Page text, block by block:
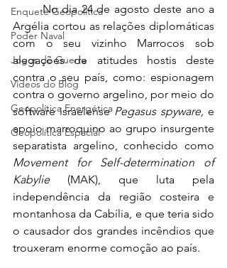
Enquete Geopolítica
Poder Naval
Jogos de Guerra
Vídeos do Blog
Geopolítica Energética
Geopolítica Espacial
	No dia 24 de agosto deste ano a
Argélia cortou as relações diplomáticas
com o seu vizinho Marrocos sob
alegações de atitudes hostis deste
contra o seu país, como: espionagem
contra o governo argelino, por meio do
software israelense Pegasus spyware, e
apoio marroquino ao grupo insurgente
Movement for Self-determination of
Kabylie (MAK), que luta pela
independência da região costeira e
montanhosa da Cabília, e que teria sido
o causador dos grandes incêndios que
trouxeram enorme comoção ao país.